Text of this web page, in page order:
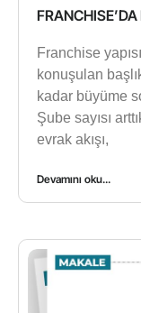
Franchise
konuşulan
kadar büyüme
Şube sayısı
evrak akışı,
Devamını oku...